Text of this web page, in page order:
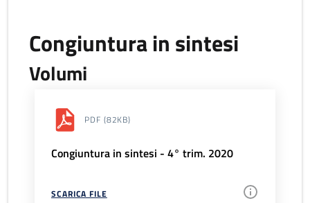
Congiuntura in sintesi
Volumi
PDF (82KB)
Congiuntura in sintesi - 4° trim. 2020
SCARICA FILE